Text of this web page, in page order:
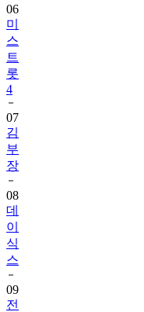
06
미
스
트
롯
4
07
김
부
장
08
데
이
식
스
09
전